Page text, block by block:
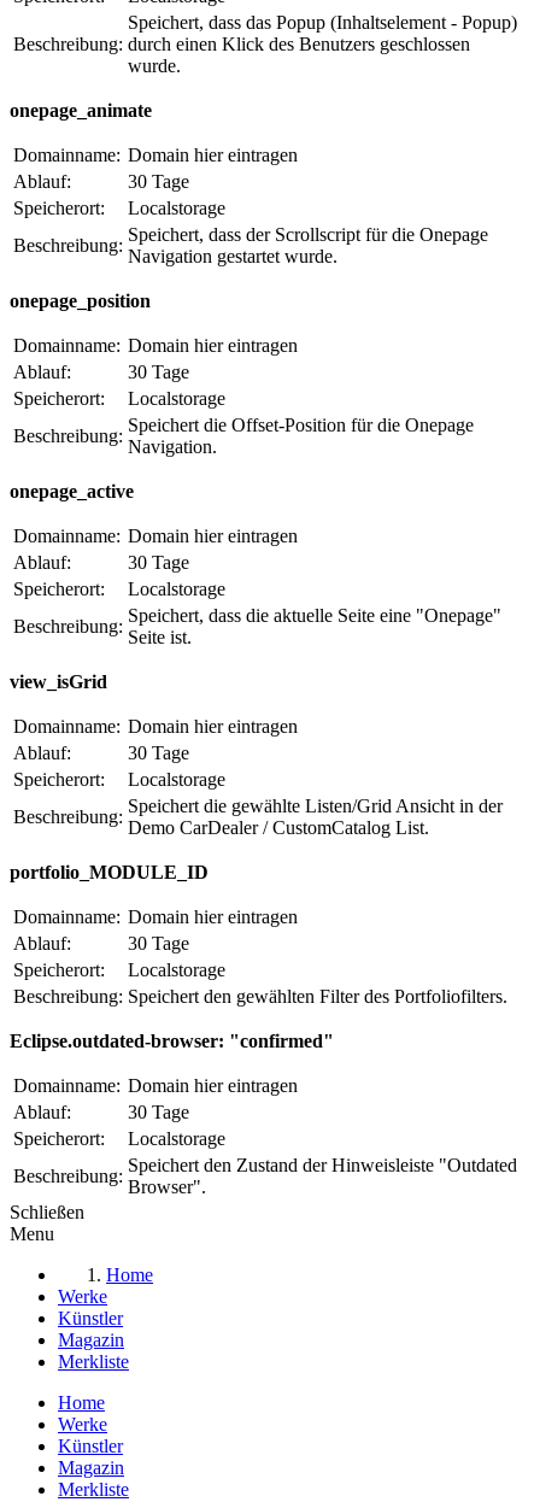
Beschreibung:
Speichert, dass das Popup (Inhaltselement - Popup)
durch einen Klick des Benutzers geschlossen
wurde.
onepage_animate
Domainname: Domain hier eintragen
Ablauf:
30 Tage
Speicherort:
Localstorage
Beschreibung:
Speichert, dass der Scrollscript für die Onepage
Navigation gestartet wurde.
onepage_position
Domainname: Domain hier eintragen
Ablauf:
30 Tage
Speicherort:
Localstorage
Beschreibung:
Speichert die Offset-Position für die Onepage
Navigation.
onepage_active
Domainname: Domain hier eintragen
Ablauf:
30 Tage
Speicherort:
Localstorage
Beschreibung:
Speichert, dass die aktuelle Seite eine "Onepage"
Seite ist.
view_isGrid
Domainname: Domain hier eintragen
Ablauf:
30 Tage
Speicherort:
Localstorage
Beschreibung:
Speichert die gewählte Listen/Grid Ansicht in der
Demo CarDealer / CustomCatalog List.
portfolio_MODULE_ID
Domainname: Domain hier eintragen
Ablauf:
30 Tage
Speicherort:
Localstorage
Beschreibung: Speichert den gewählten Filter des Portfoliofilters.
Eclipse.outdated-browser: "confirmed"
Domainname: Domain hier eintragen
Ablauf:
30 Tage
Speicherort:
Localstorage
Beschreibung:
Speichert den Zustand der Hinweisleiste "Outdated
Browser".
Schließen
Menu
Home
Werke
Künstler
Magazin
Merkliste
Home
Werke
Künstler
Magazin
Merkliste